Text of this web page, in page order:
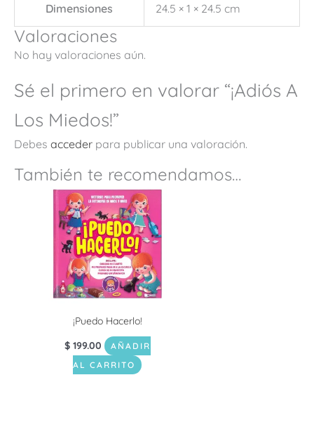
Dimensiones 24.5 × 1 × 24.5 cm
Valoraciones
No hay valoraciones aún.
Sé el primero en valorar “¡Adiós A
Los Miedos!”
Debes acceder para publicar una valoración.
También te recomendamos…
¡Puedo Hacerlo!
$199.00
AÑADIR
AL CARRITO